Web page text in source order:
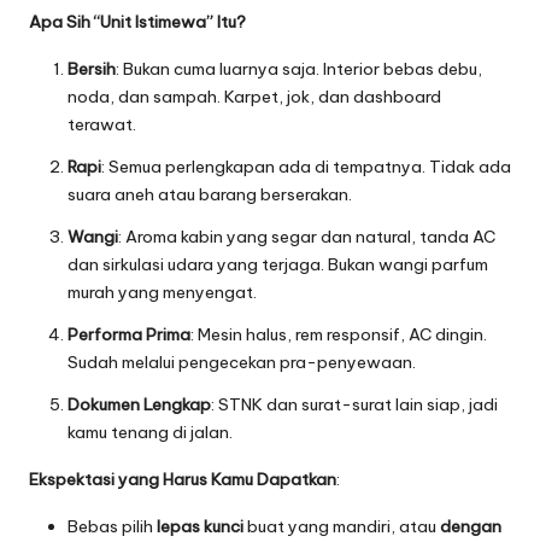
Apa Sih “Unit Istimewa” Itu?
Bersih: Bukan cuma luarnya saja. Interior bebas debu,
noda, dan sampah. Karpet, jok, dan dashboard
terawat.
Rapi: Semua perlengkapan ada di tempatnya. Tidak ada
suara aneh atau barang berserakan.
Wangi: Aroma kabin yang segar dan natural, tanda AC
dan sirkulasi udara yang terjaga. Bukan wangi parfum
murah yang menyengat.
Performa Prima: Mesin halus, rem responsif, AC dingin.
Sudah melalui pengecekan pra-penyewaan.
Dokumen Lengkap: STNK dan surat-surat lain siap, jadi
kamu tenang di jalan.
Ekspektasi yang Harus Kamu Dapatkan:
Bebas pilih lepas kuncibuat yang mandiri, atau dengan